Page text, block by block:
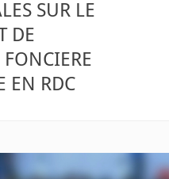
SUR LE
DE
EN RDC